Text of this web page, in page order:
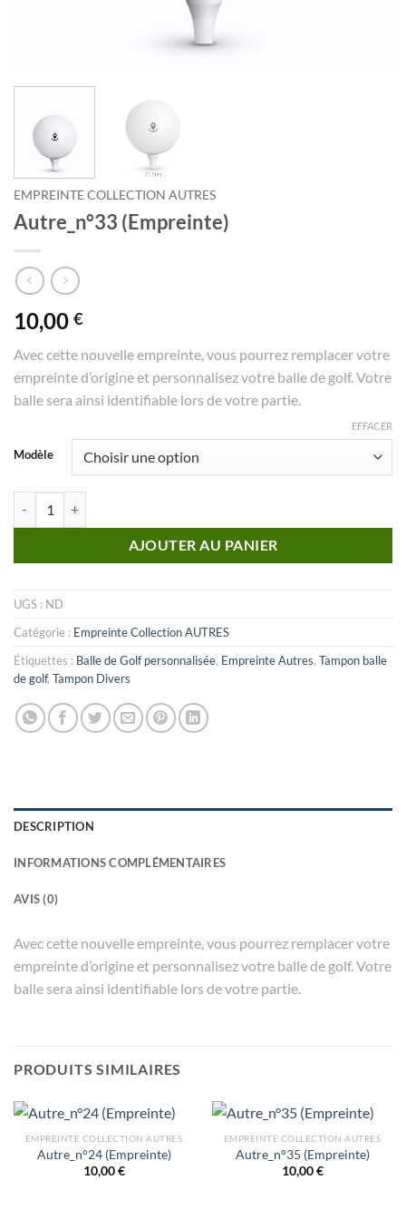
EMPREINTE COLLECTION AUTRES
Autre_n°33 (Empreinte)
10,00 €
Avec cette nouvelle empreinte, vous pourrez remplacer votre
empreinte d’origine et personnalisez votre balle de golf. Votre
balle sera ainsi identifiable lors de votre partie.
Modèle
EFFACER
AJOUTER AU PANIER
UGS : ND
Catégorie : Empreinte Collection AUTRES
Étiquettes : Balle de Golf personnalisée, Empreinte Autres, Tampon balle
de golf, Tampon Divers
DESCRIPTION
INFORMATIONS COMPLÉMENTAIRES
AVIS (0)
Avec cette nouvelle empreinte, vous pourrez remplacer votre
empreinte d’origine et personnalisez votre balle de golf. Votre
balle sera ainsi identifiable lors de votre partie.
PRODUITS SIMILAIRES
EMPREINTE COLLECTION AUTRES
Autre_n°24 (Empreinte)
10,00€
EMPREINTE COLLECTION AUTRES
Autre_n°35 (Empreinte)
10,00€